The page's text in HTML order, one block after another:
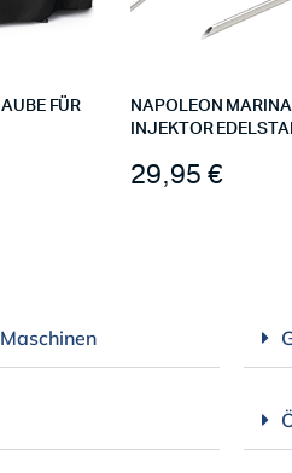
FÜR
NAPOLEON
INJEKTOR
29,95 €